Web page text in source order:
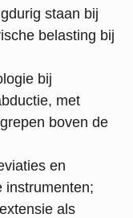
staan bij
belasting bij
bij
met
boven de
en
instrumenten;
als